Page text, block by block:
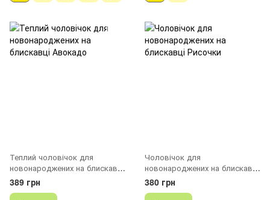
Теплий чоловічок для
новонароджених на блискавці
Авокадо
389 грн
Чоловічок для
новонароджених на блискавці
Рисочки
380 грн